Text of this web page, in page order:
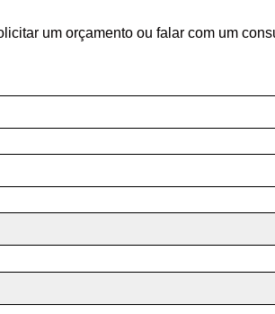
um orçamento ou falar com um